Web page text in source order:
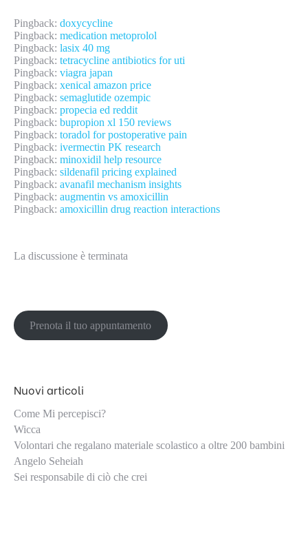
Pingback: doxycycline
Pingback: medication metoprolol
Pingback: lasix 40 mg
Pingback: tetracycline antibiotics for uti
Pingback: viagra japan
Pingback: xenical amazon price
Pingback: semaglutide ozempic
Pingback: propecia ed reddit
Pingback: bupropion xl 150 reviews
Pingback: toradol for postoperative pain
Pingback: ivermectin PK research
Pingback: minoxidil help resource
Pingback: sildenafil pricing explained
Pingback: avanafil mechanism insights
Pingback: augmentin vs amoxicillin
Pingback: amoxicillin drug reaction interactions
La discussione è terminata
Prenota il tuo appuntamento
Nuovi articoli
Come Mi percepisci?
Wicca
Volontari che regalano materiale scolastico a oltre 200 bambini
Angelo Seheiah
Sei responsabile di ciò che crei